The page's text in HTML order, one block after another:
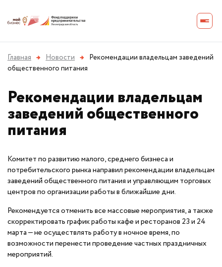
Главная → Новости → Рекомендации владельцам заведений
общественного питания
Рекомендации владельцам
заведений общественного
питания
Комитет по развитию малого, среднего бизнеса и
потребительского рынка направил рекомендации владельцам
заведений общественного питания и управляющим торговых
центров по организации работы в ближайшие дни.
Рекомендуется отменить все массовые мероприятия, а также
скорректировать график работы кафе и ресторанов 23 и 24
марта — не осуществлять работу в ночное время, по
возможности перенести проведение частных праздничных
мероприятий.